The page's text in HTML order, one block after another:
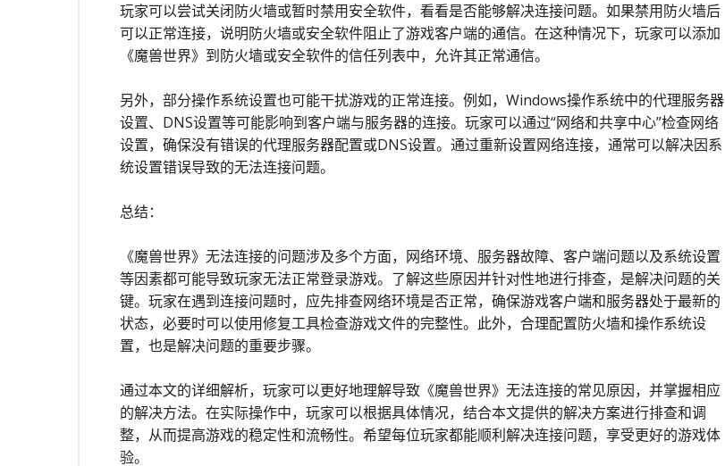
玩家可以尝试关闭防火墙或暂时禁用安全软件，看看是否能够解决连接问题。如果禁用防火墙后
可以正常连接，说明防火墙或安全软件阻止了游戏客户端的通信。在这种情况下，玩家可以添加
《魔兽世界》到防火墙或安全软件的信任列表中，允许其正常通信。
另外，部分操作系统设置也可能干扰游戏的正常连接。例如，Windows操作系统中的代理服务器
设置、DNS设置等可能影响到客户端与服务器的连接。玩家可以通过“网络和共享中心”检查网络
设置，确保没有错误的代理服务器配置或DNS设置。通过重新设置网络连接，通常可以解决因系
统设置错误导致的无法连接问题。
总结：
《魔兽世界》无法连接的问题涉及多个方面，网络环境、服务器故障、客户端问题以及系统设置
等因素都可能导致玩家无法正常登录游戏。了解这些原因并针对性地进行排查，是解决问题的关
键。玩家在遇到连接问题时，应先排查网络环境是否正常，确保游戏客户端和服务器处于最新的
状态，必要时可以使用修复工具检查游戏文件的完整性。此外，合理配置防火墙和操作系统设
置，也是解决问题的重要步骤。
通过本文的详细解析，玩家可以更好地理解导致《魔兽世界》无法连接的常见原因，并掌握相应
的解决方法。在实际操作中，玩家可以根据具体情况，结合本文提供的解决方案进行排查和调
整，从而提高游戏的稳定性和流畅性。希望每位玩家都能顺利解决连接问题，享受更好的游戏体
验。